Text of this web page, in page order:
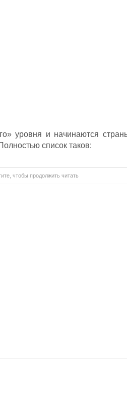
уровня и начинаются
список таков:
чтобы продолжить читать